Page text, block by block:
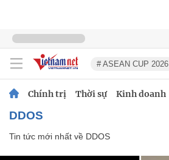
# ASEAN CUP 2026
Chính trị Thời sự Kinh doanh
DDOS
Tin tức mới nhất về DDOS